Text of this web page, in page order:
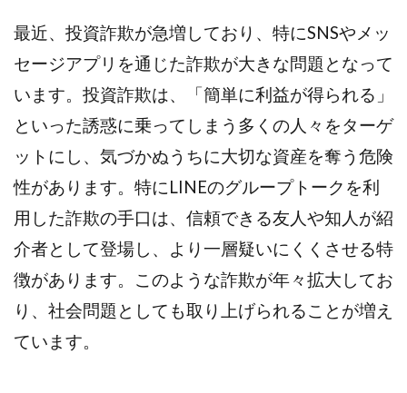
最近、投資詐欺が急増しており、特にSNSやメッ
セージアプリを通じた詐欺が大きな問題となって
います。投資詐欺は、「簡単に利益が得られる」
といった誘惑に乗ってしまう多くの人々をターゲ
ットにし、気づかぬうちに大切な資産を奪う危険
性があります。特にLINEのグループトークを利
用した詐欺の手口は、信頼できる友人や知人が紹
介者として登場し、より一層疑いにくくさせる特
徴があります。このような詐欺が年々拡大してお
り、社会問題としても取り上げられることが増え
ています。
金の虎(マネーの虎)
長澤 祐介
金勝(キムマサル)
金子弘給
金子正人 金山莉緒
金本浩
鈴木 孝二
鈴木 翔 鈴木優次郎
鈴木克佳
鈴木翔
鈴村有基
生成AIの学校「飛翔」
犬神空
株式会社TOKYO STYLE
株式会社ドライブ
株式会社グロース
株式会社ゲート
株式会社ゴールドレバテック
株式会社サンアイ
株式会社スマイル
株式会社セカンド
株式会社タイプ
株式会社チャプター2
株式会社ナチュラルナイン